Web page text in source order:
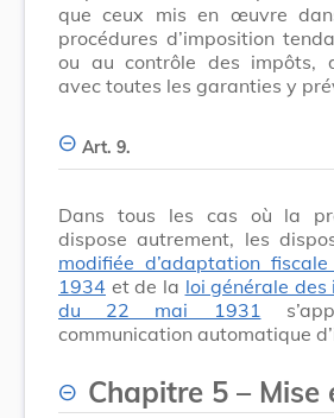
que ceux mis en œuvre
procédures d’imposition
ou au contrôle des impôts,
avec toutes les garanties y
Art. 9.
Dans tous les cas où la
dispose autrement, les
modifiée d’adaptation
1934 et de la loi générale
du 22 mai 1931
communication automatique
Chapitre 5 – Mise